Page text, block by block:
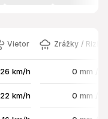
Vietor Zrážky /
26 km/h 0 mm /
22 km/h 0 mm /